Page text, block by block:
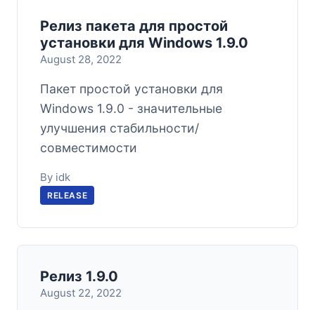
Релиз пакета для простой
установки для Windows 1.9.0
August 28, 2022
Пакет простой установки для
Windows 1.9.0 - значительные
улучшения стабильности/
совместимости
By idk
RELEASE
Релиз 1.9.0
August 22, 2022